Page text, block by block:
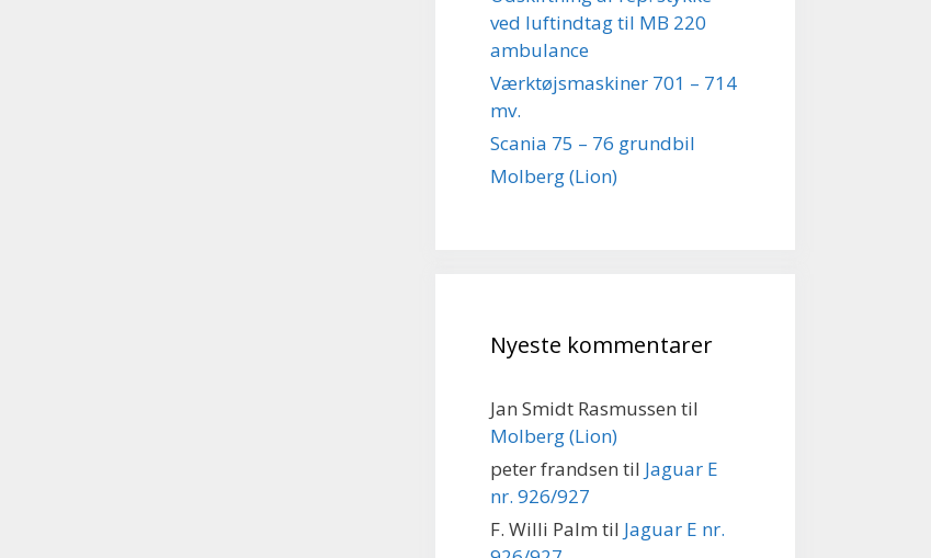
ved luftindtag til MB 220
ambulance
Værktøjsmaskiner 701 – 714
mv.
Scania 75 – 76 grundbil
Molberg (Lion)
Nyeste kommentarer
Jan Smidt Rasmussen til
Molberg (Lion)
peter frandsen til Jaguar E
nr. 926/927
F. Willi Palm til Jaguar E nr.